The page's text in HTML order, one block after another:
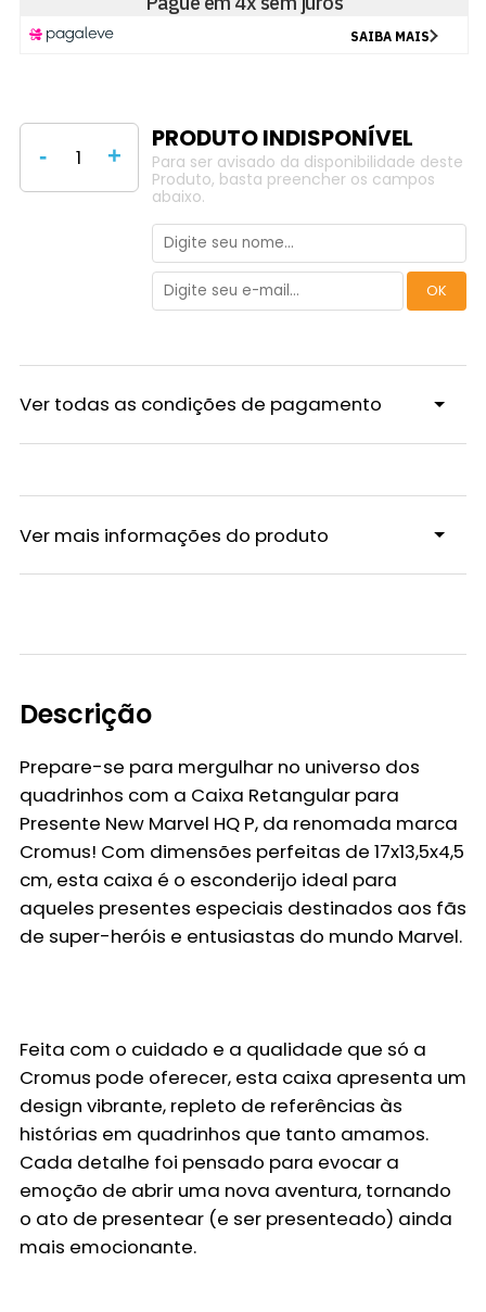
- +
Para ser avisado da disponibilidade deste
Produto, basta preencher os campos
abaixo.
Ver todas as condições de pagamento
Ver mais informações do produto
Descrição
Prepare-se para mergulhar no universo dos
quadrinhos com a Caixa Retangular para
Presente New Marvel HQ P, da renomada marca
Cromus! Com dimensões perfeitas de 17x13,5x4,5
cm, esta caixa é o esconderijo ideal para
aqueles presentes especiais destinados aos fãs
de super-heróis e entusiastas do mundo Marvel.
Feita com o cuidado e a qualidade que só a
Cromus pode oferecer, esta caixa apresenta um
design vibrante, repleto de referências às
histórias em quadrinhos que tanto amamos.
Cada detalhe foi pensado para evocar a
emoção de abrir uma nova aventura, tornando
o ato de presentear (e ser presenteado) ainda
mais emocionante.